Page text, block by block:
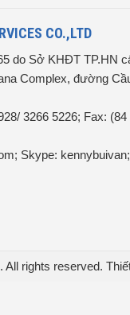
CO.,LTD
do Sở KHĐT TP.HN
Complex, đường
3266 5226; Fax:
Skype:
rights reserved.